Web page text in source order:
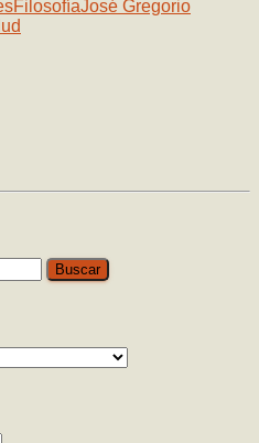
FilosofíaJosé Gregorio